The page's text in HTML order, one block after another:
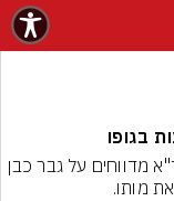
בגופו